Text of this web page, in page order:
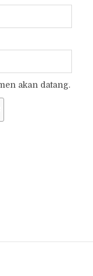
akan datang.